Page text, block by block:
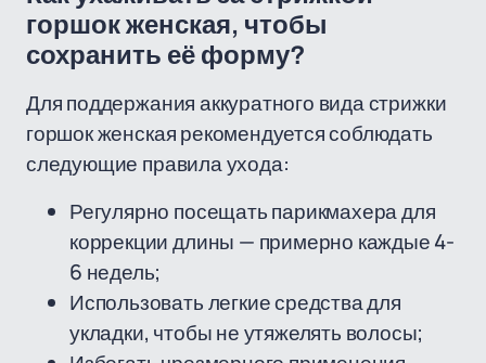
горшок женская, чтобы
сохранить её форму?
Для поддержания аккуратного вида стрижки
горшок женская рекомендуется соблюдать
следующие правила ухода:
Регулярно посещать парикмахера для
коррекции длины — примерно каждые 4-
6 недель;
Использовать легкие средства для
укладки, чтобы не утяжелять волосы;